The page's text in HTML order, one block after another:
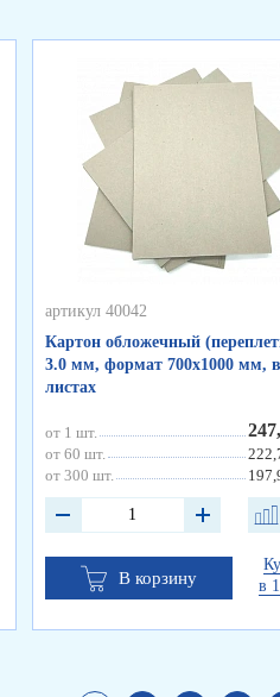
артикул 40042
Картон обложечный
3.0 мм, формат 700х1000 мм, в
листах
от 1 шт.
от 60 шт.
от 300 шт.
В корзину
в